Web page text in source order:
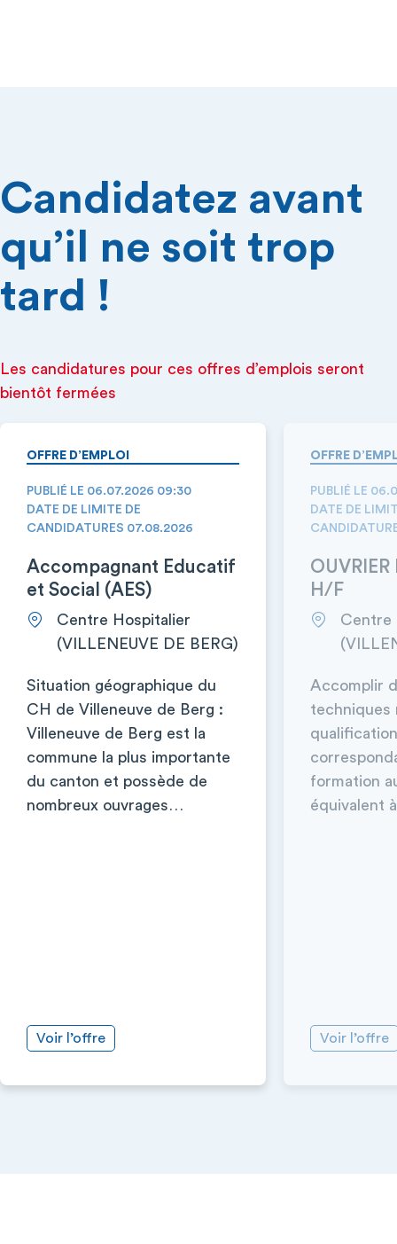
Candidatez avant
qu’il ne soit trop
tard !
Les candidatures pour ces offres d’emplois seront
bientôt fermées
OFFRE D’EMPLOI
PUBLIÉ LE 06.07.2026 09:30
DATE DE LIMITE DE
CANDIDATURES 07.08.2026
Accompagnant Educatif
et Social (AES)
Centre Hospitalier
(VILLENEUVE DE BERG)
Situation géographique du
CH de Villeneuve de Berg :
Villeneuve de Berg est la
commune la plus importante
du canton et possède de
nombreux ouvrages…
Voir l’offre
OFFRE
PUBLIÉ LE
DATE DE
OUVRIER
H/F
Centre
Accomplir
techniques
formation
équivalent
Voir l’offre